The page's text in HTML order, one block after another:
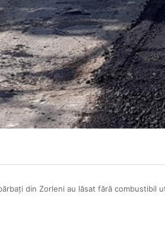
din Zorleni au lăsat fără combustibil